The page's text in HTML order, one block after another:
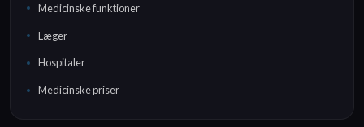
Medicinske funktioner
Læger
Hospitaler
Medicinske priser